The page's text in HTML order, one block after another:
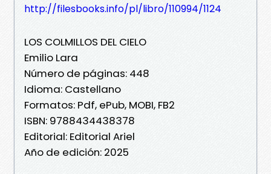
http://filesbooks.info/pl/libro/110994/1124
LOS COLMILLOS DEL CIELO
Emilio Lara
Número de páginas: 448
Idioma: Castellano
Formatos: Pdf, ePub, MOBI, FB2
ISBN: 9788434438378
Editorial: Editorial Ariel
Año de edición: 2025